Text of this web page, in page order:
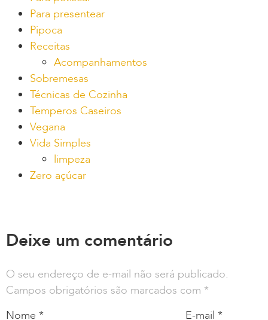
Para presentear
Pipoca
Receitas
Acompanhamentos
Sobremesas
Técnicas de Cozinha
Temperos Caseiros
Vegana
Vida Simples
limpeza
Zero açúcar
Deixe um comentário
O seu endereço de e-mail não será publicado.
Campos obrigatórios são marcados com *
Nome * E-mail *